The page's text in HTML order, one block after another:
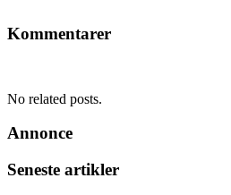
Kommentarer
No related posts.
Annonce
Seneste artikler